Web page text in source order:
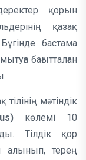
қорын
қазақ
бастама
бағытталған
мәтіндік
көлемі 10
Тілдік қор
алынып, терең